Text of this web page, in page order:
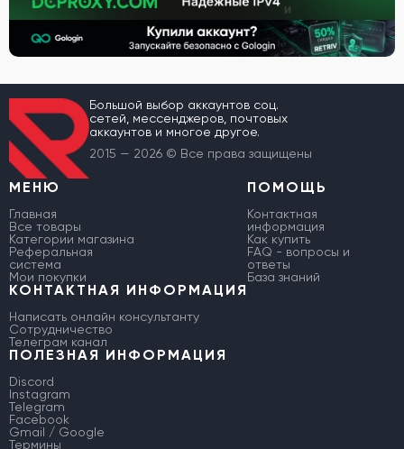
Большой выбор аккаунтов соц.
сетей, мессенджеров, почтовых
аккаунтов и многое другое.
2015 — 2026 © Все права защищены
МЕНЮ
Главная
Все товары
Категории магазина
Реферальная
система
Мои покупки
ПОМОЩЬ
Контактная
информация
Как купить
FAQ - вопросы и
ответы
База знаний
КОНТАКТНАЯ ИНФОРМАЦИЯ
Написать онлайн консультанту
Сотрудничество
Телеграм канал
ПОЛЕЗНАЯ ИНФОРМАЦИЯ
Discord
Instagram
Telegram
Facebook
Gmail / Google
Термины